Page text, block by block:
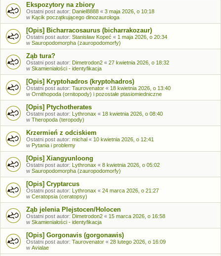
Ekspozytory na zbiory
Ostatni post autor: Daniel8888 « 3 maja 2026, o 10:18
w Kącik początkującego dinozaurologa
[Opis] Bicharracosaurus (bicharrakozaur)
Ostatni post autor: Stanisław Kopeć « 1 maja 2026, o 20:34
w Sauropodomorpha (zauropodomorfy)
Ząb tura?
Ostatni post autor: Dimetrodon2 « 27 kwietnia 2026, o 18:32
w Skamieniałości - identyfikacja
[Opis] Kryptohadros (kryptohadros)
Ostatni post autor: Taurovenator « 18 kwietnia 2026, o 13:40
w Ornithopoda (ornitopody) i pozostałe ptasiomiedniczne
[Opis] Ptychotherates
Ostatni post autor: Lythronax « 18 kwietnia 2026, o 08:40
w Theropoda (teropody)
Krzermień z odciskiem
Ostatni post autor: michal « 10 kwietnia 2026, o 12:41
w Pytania i problemy
[Opis] Xiangyunloong
Ostatni post autor: Lythronax « 8 kwietnia 2026, o 05:02
w Sauropodomorpha (zauropodomorfy)
[Opis] Cryptarcus
Ostatni post autor: Lythronax « 24 marca 2026, o 21:27
w Ceratopsia (ceratopsy)
Ząb jelenia Plejstocen/Holocen
Ostatni post autor: Dimetrodon2 « 15 marca 2026, o 16:58
w Skamieniałości - identyfikacja
[Opis] Gorgonavis (gorgonawis)
Ostatni post autor: Taurovenator « 28 lutego 2026, o 16:09
w Avialae